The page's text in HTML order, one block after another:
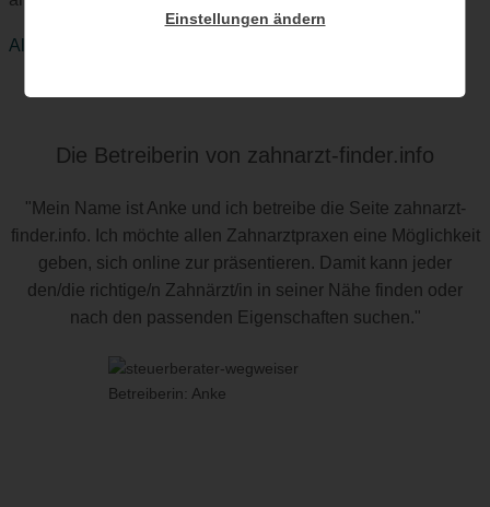
Alle Premium-Vorteile ansehen.
Die Betreiberin von zahnarzt-finder.info
"Mein Name ist Anke und ich betreibe die Seite zahnarzt-
finder.info. Ich möchte allen Zahnarztpraxen eine Möglichkeit
geben, sich online zur präsentieren. Damit kann jeder
den/die richtige/n Zahnärzt/in in seiner Nähe finden oder
nach den passenden Eigenschaften suchen."
Einstellungen ändern